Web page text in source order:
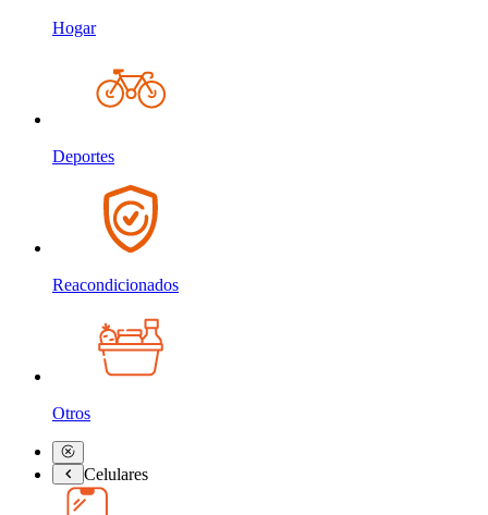
Hogar
Deportes
Reacondicionados
Otros
Celulares